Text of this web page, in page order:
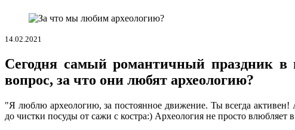
14.02.2021
Сегодня самый романтичный праздник
вопрос, за что они любят археологию?
"Я люблю археологию, за постоянное движение. Ты всегда активен!
до чистки посуды от сажи с костра:) Археология не просто влюбляет